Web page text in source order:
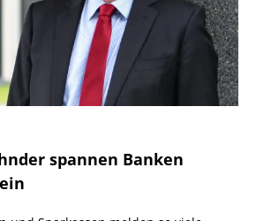
spannen Banken